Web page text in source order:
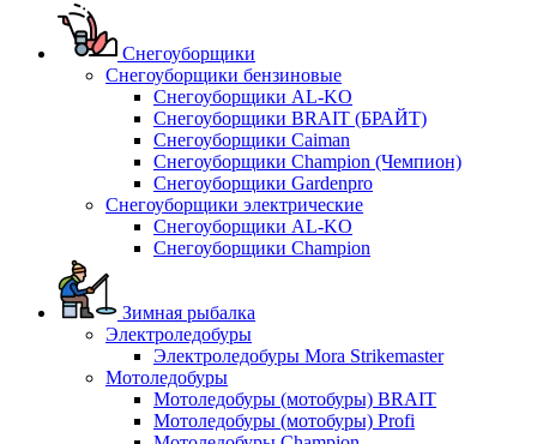
Снегоуборщики
Снегоуборщики бензиновые
Снегоуборщики AL-KO
Снегоуборщики BRAIT (БРАЙТ)
Снегоуборщики Caiman
Снегоуборщики Champion (Чемпион)
Снегоуборщики Gardenpro
Снегоуборщики электрические
Снегоуборщики AL-KO
Снегоуборщики Champion
Зимная рыбалка
Электроледобуры
Электроледобуры Mora Strikemaster
Мотоледобуры
Мотоледобуры (мотобуры) BRAIT
Мотоледобуры (мотобуры) Profi